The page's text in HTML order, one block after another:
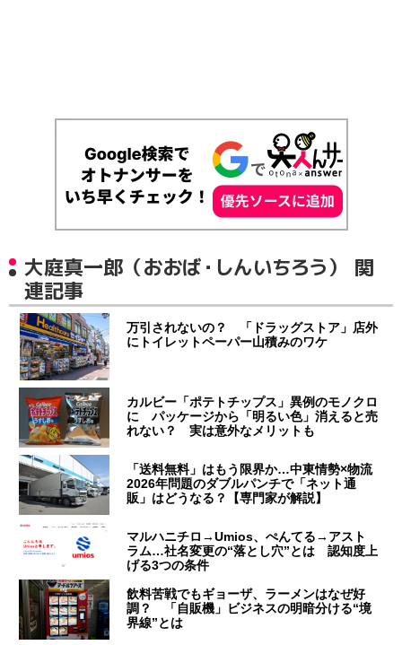
大庭真一郎（おおば・しんいちろう） 関
連記事
万引されないの？ 「ドラッグストア」店外
にトイレットペーパー山積みのワケ
カルビー「ポテトチップス」異例のモノクロ
に パッケージから「明るい色」消えると売
れない？ 実は意外なメリットも
「送料無料」はもう限界か…中東情勢×物流
2026年問題のダブルパンチで「ネット通
販」はどうなる？【専門家が解説】
マルハニチロ→Umios、ぺんてる→アスト
ラム…社名変更の“落とし穴”とは 認知度上
げる3つの条件
飲料苦戦でもギョーザ、ラーメンはなぜ好
調？ 「自販機」ビジネスの明暗分ける“境
界線”とは